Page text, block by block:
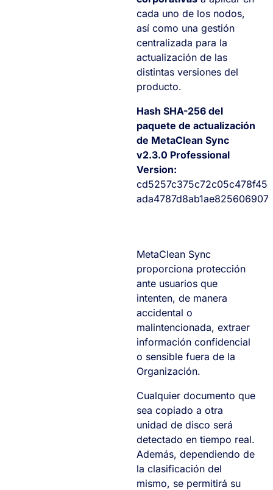
cada uno de los nodos,
así como una gestión
centralizada para la
actualización de las
distintas versiones del
producto.
Hash SHA-256 del
paquete de actualización
de MetaClean Sync
v2.3.0 Professional
Version:
MetaClean Sync
proporciona protección
ante usuarios que
intenten, de manera
accidental o
malintencionada, extraer
información confidencial
o sensible fuera de la
Organización.
Cualquier documento que
sea copiado a otra
unidad de disco será
detectado en tiempo real.
Además, dependiendo de
la clasificación del
mismo, se permitirá su